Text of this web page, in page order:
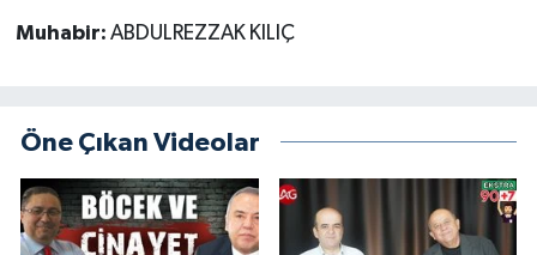
Muhabir: ABDULREZZAK KILIÇ
Öne Çıkan Videolar